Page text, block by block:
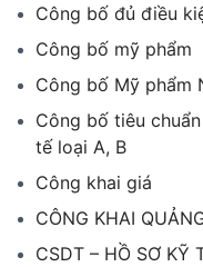
Công bố đủ điều
Công bố mỹ phẩm
Công bố Mỹ phẩm
Công bố tiêu
tế loại A, B
Công khai giá
CÔNG KHAI
CSDT – HỒ SƠ KỸ